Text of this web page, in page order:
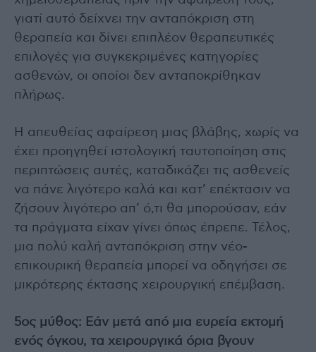
γιατί αυτό δείχνει την ανταπόκριση στη
θεραπεία και δίνει επιπλέον θεραπευτικές
επιλογές για συγκεκριμένες κατηγορίες
ασθενών, οι οποίοι δεν ανταποκρίθηκαν
πλήρως.
Η απευθείας αφαίρεση μιας βλάβης, χωρίς να
έχει προηγηθεί ιστολογική ταυτοποίηση στις
περιπτώσεις αυτές, καταδικάζει τις ασθενείς
να πάνε λιγότερο καλά και κατ’ επέκτασιν να
ζήσουν λιγότερο απ’ ό,τι θα μπορούσαν, εάν
τα πράγματα είχαν γίνει όπως έπρεπε. Τέλος,
μια πολύ καλή ανταπόκριση στην νέο-
επικουρική θεραπεία μπορεί να οδηγήσει σε
μικρότερης έκτασης χειρουργική επέμβαση.
5ος μύθος: Εάν μετά από μια ευρεία εκτομή
ενός όγκου, τα χειρουργικά όρια βγουν